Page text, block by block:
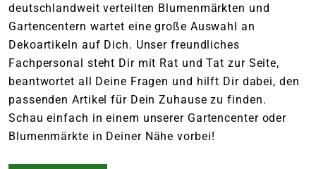
deutschlandweit verteilten Blumenmärkten und
Gartencentern wartet eine große Auswahl an
Dekoartikeln auf Dich. Unser freundliches
Fachpersonal steht Dir mit Rat und Tat zur Seite,
beantwortet all Deine Fragen und hilft Dir dabei, den
passenden Artikel für Dein Zuhause zu finden.
Schau einfach in einem unserer Gartencenter oder
Blumenmärkte in Deiner Nähe vorbei!